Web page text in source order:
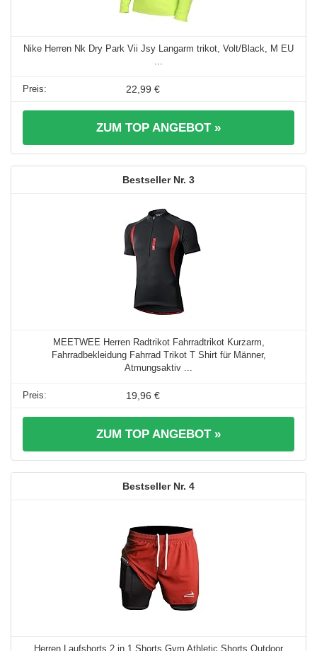
Nike Herren Nk Dry Park Vii Jsy Langarm trikot, Volt/Black, M EU
...
22,99 €
ZUM TOP ANGEBOT »
3
MEETWEE Herren Radtrikot Fahrradtrikot Kurzarm,
Fahrradbekleidung Fahrrad Trikot T Shirt für Männer,
Atmungsaktiv ...
19,96 €
ZUM TOP ANGEBOT »
4
Herren Laufshorts 2 in 1 Shorts Gym Athletic Shorts Outdoor